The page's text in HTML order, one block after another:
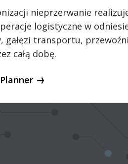
nieprzerwanie
logistyczne w
gałęzi transportu,
całą dobę.